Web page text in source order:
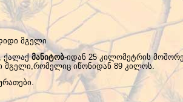
მგელი
ქალაქმანიტობ-იდან 25 კილომეტრის
მგელი,რომელიც იწონიდან 89 კილოს.